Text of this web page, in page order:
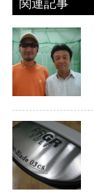
関連記事